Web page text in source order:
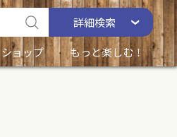
詳細検索
ショップ もっと楽しむ！